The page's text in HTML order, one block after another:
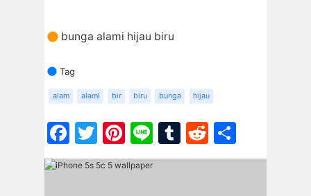
bunga alami hijau biru
Tag
alam alami bir biru bunga hijau
Facebook
Twitter
Pinterest
LineTumblr
Reddit